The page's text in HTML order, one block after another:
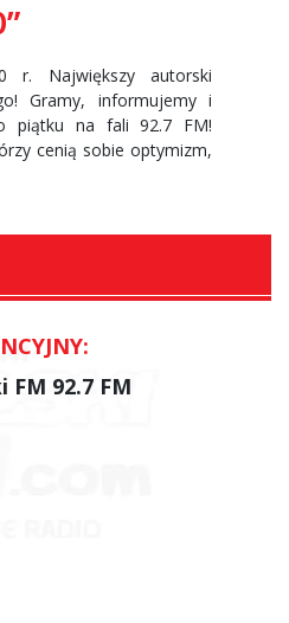
r. Największy autorski
Gramy, informujemy i
piątku na fali 92.7 FM!
cenią sobie optymizm,
92.7 FM